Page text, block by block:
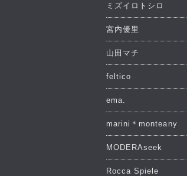
ミズイロトシロ
宮内優里
山田マチ
feltico
ema.
marini＊monteany
MODERAseek
Rocca Spiele